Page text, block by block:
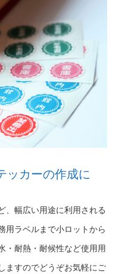
ッカーの作成に
、幅広い用途に利用される
用ラベルまで小ロットから
・耐熱・耐候性など使用用
ますのでどうぞお気軽にご